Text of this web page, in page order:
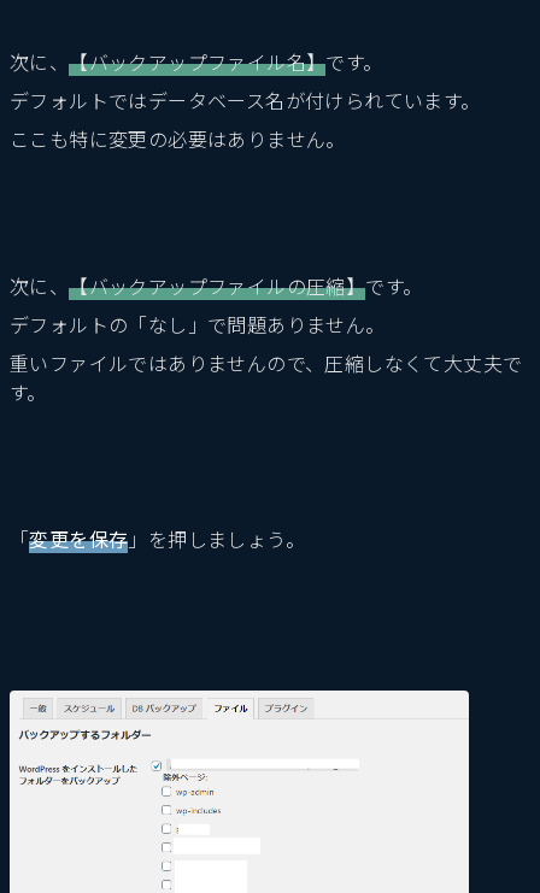
次に、【バックアップファイル名】です。
デフォルトではデータベース名が付けられています。
ここも特に変更の必要はありません。
次に、【バックアップファイルの圧縮】です。
デフォルトの「なし」で問題ありません。
重いファイルではありませんので、圧縮しなくて大丈夫で
す。
「変更を保存 」を押しましょう。